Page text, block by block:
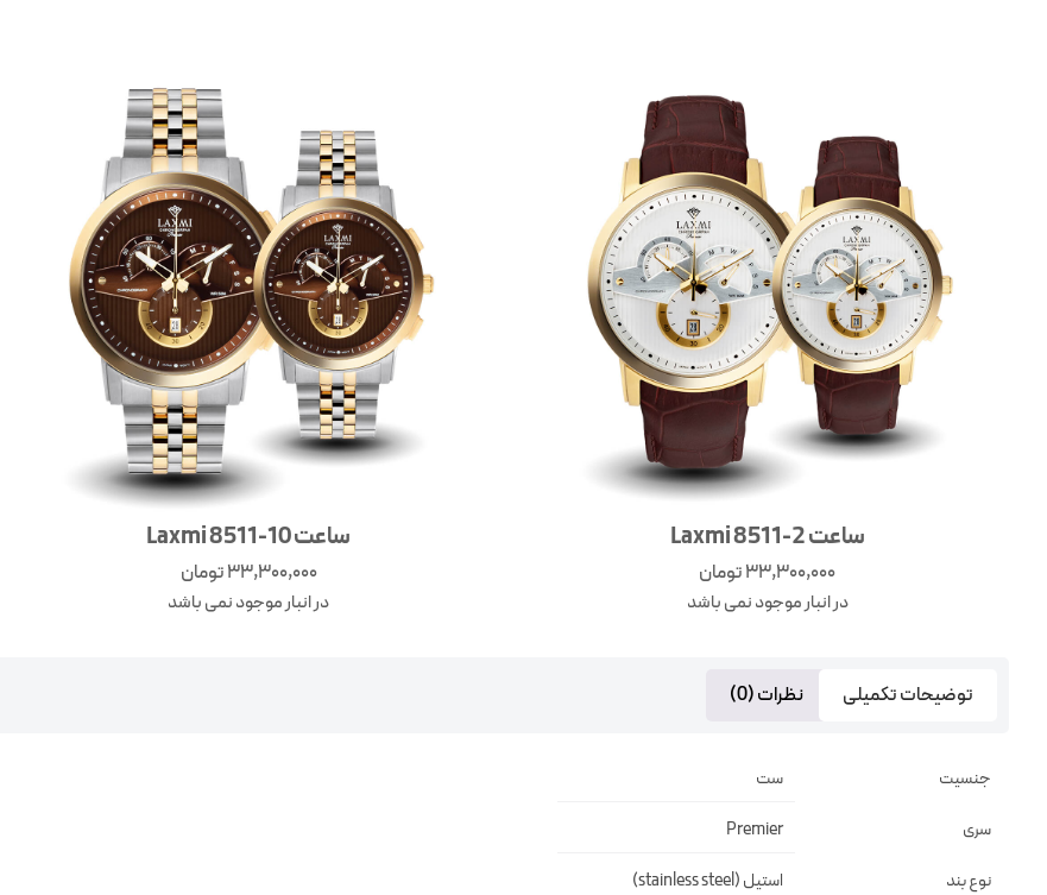
ساعت Laxmi 8511-2
33,300,000تومان
در انبار موجود نمی باشد
ساعت Laxmi 8511-10
33,300,000تومان
در انبار موجود نمی باشد
توضیحات تکمیلی نظرات (0)
جنسیت ست
سری Premier
نوع بند استیل (stainless steel)